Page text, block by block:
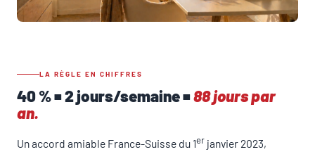
LA RÈGLE EN CHIFFRES
40 % = 2 jours/semaine =88 jours par
an.
Un accord amiable France-Suisse du 1er janvier 2023,